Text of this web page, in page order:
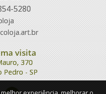
5280
visita
370
Pedro - SP